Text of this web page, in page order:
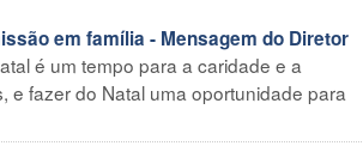
em família - Mensagem do Diretor
é um tempo para a caridade e a
e fazer do Natal uma oportunidade para